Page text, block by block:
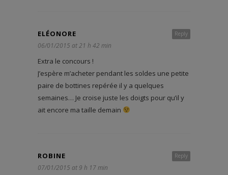
Reply
ELÉONORE
06/01/2015 at 21 h 42 min
Extra le concours !
J’espère m’acheter pendant les soldes une petite
paire de bottines repérée il y a quelques
semaines… Je croise juste les doigts pour qu’il y
ait encore ma taille demain
Reply
ROBINE
07/01/2015 at 9 h 17 min